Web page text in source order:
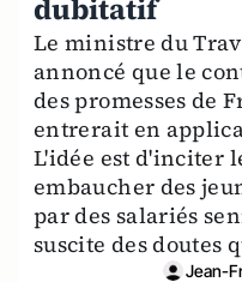
dubitatif
Le ministre du
annoncé que le
des promesses de
entrerait en
L'idée est d'inciter
embaucher des
par des salariés
suscite des doutes
Jean-